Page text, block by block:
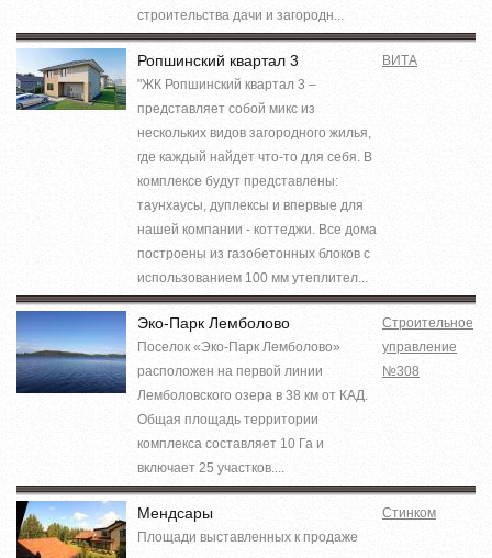
строительства дачи и загородн...
Ропшинский квартал 3
"ЖК Ропшинский квартал 3 –
представляет собой микс из
нескольких видов загородного жилья,
где каждый найдет что-то для себя. В
комплексе будут представлены:
таунхаусы, дуплексы и впервые для
нашей компании - коттеджи. Все дома
построены из газобетонных блоков с
использованием 100 мм утеплител...
ВИТА
Эко-Парк Лемболово
Поселок «Эко-Парк Лемболово»
расположен на первой линии
Лемболовского озера в 38 км от КАД.
Общая площадь территории
комплекса составляет 10 Га и
включает 25 участков....
Строительное
управление
№308
Мендсары
Площади выставленных к продаже
Стинком